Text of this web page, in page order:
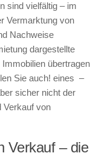
sind vielfältig – im
Vermarktung von
Nachweise
dargestellte
übertragen
Sie auch! eines –
sicher nicht der
Verkauf von
Verkauf – die